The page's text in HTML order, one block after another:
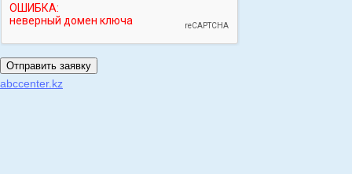
abccenter.kz